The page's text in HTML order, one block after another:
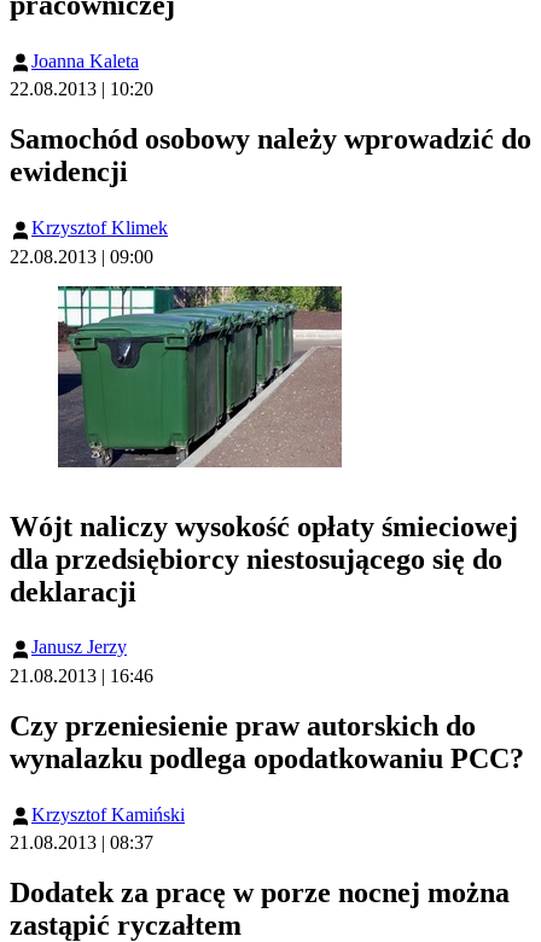
Joanna Kaleta
22.08.2013 | 10:20
Samochód osobowy należy wprowadzić do
ewidencji
Krzysztof Klimek
22.08.2013 | 09:00
Wójt naliczy wysokość opłaty śmieciowej
dla przedsiębiorcy niestosującego się do
deklaracji
Janusz Jerzy
21.08.2013 | 16:46
Czy przeniesienie praw autorskich do
wynalazku podlega opodatkowaniu PCC?
Krzysztof Kamiński
21.08.2013 | 08:37
Dodatek za pracę w porze nocnej można
zastąpić ryczałtem